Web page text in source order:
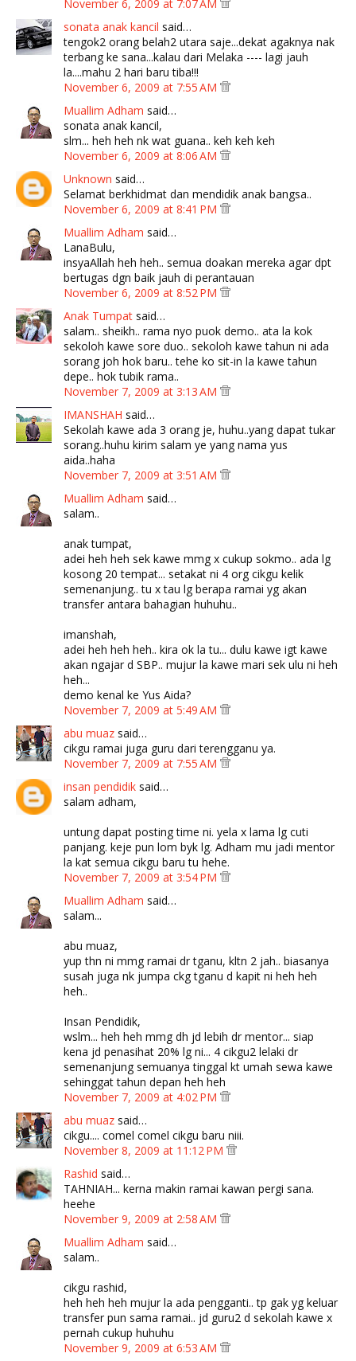
November 6, 2009 at 7:07 AM
sonata anak kancil said…
tengok2 orang belah2 utara saje...dekat agaknya nak
terbang ke sana...kalau dari Melaka ---- lagi jauh
la....mahu 2 hari baru tiba!!!
November 6, 2009 at 7:55 AM
Muallim Adham said…
sonata anak kancil,
slm... heh heh nk wat guana.. keh keh keh
November 6, 2009 at 8:06 AM
Unknown said…
Selamat berkhidmat dan mendidik anak bangsa..
November 6, 2009 at 8:41 PM
Muallim Adham said…
LanaBulu,
insyaAllah heh heh.. semua doakan mereka agar dpt
bertugas dgn baik jauh di perantauan
November 6, 2009 at 8:52 PM
Anak Tumpat said…
salam.. sheikh.. rama nyo puok demo.. ata la kok
sekoloh kawe sore duo.. sekoloh kawe tahun ni ada
sorang joh hok baru.. tehe ko sit-in la kawe tahun
depe.. hok tubik rama..
November 7, 2009 at 3:13 AM
IMANSHAH said…
Sekolah kawe ada 3 orang je, huhu..yang dapat tukar
sorang..huhu kirim salam ye yang nama yus
aida..haha
November 7, 2009 at 3:51 AM
Muallim Adham said…
salam..
anak tumpat,
adei heh heh sek kawe mmg x cukup sokmo.. ada lg
kosong 20 tempat... setakat ni 4 org cikgu kelik
semenanjung.. tu x tau lg berapa ramai yg akan
transfer antara bahagian huhuhu..
imanshah,
adei heh heh heh.. kira ok la tu... dulu kawe igt kawe
akan ngajar d SBP.. mujur la kawe mari sek ulu ni heh
heh...
demo kenal ke Yus Aida?
November 7, 2009 at 5:49 AM
abu muaz said…
cikgu ramai juga guru dari terengganu ya.
November 7, 2009 at 7:55 AM
insan pendidik said…
salam adham,
untung dapat posting time ni. yela x lama lg cuti
panjang. keje pun lom byk lg. Adham mu jadi mentor
la kat semua cikgu baru tu hehe.
November 7, 2009 at 3:54 PM
Muallim Adham said…
salam...
abu muaz,
yup thn ni mmg ramai dr tganu, kltn 2 jah.. biasanya
susah juga nk jumpa ckg tganu d kapit ni heh heh
heh..
Insan Pendidik,
wslm... heh heh mmg dh jd lebih dr mentor... siap
kena jd penasihat 20% lg ni... 4 cikgu2 lelaki dr
semenanjung semuanya tinggal kt umah sewa kawe
sehinggat tahun depan heh heh
November 7, 2009 at 4:02 PM
abu muaz said…
cikgu.... comel comel cikgu baru niii.
November 8, 2009 at 11:12 PM
Rashid said…
TAHNIAH... kerna makin ramai kawan pergi sana.
heehe
November 9, 2009 at 2:58 AM
Muallim Adham said…
salam..
cikgu rashid,
heh heh heh mujur la ada pengganti.. tp gak yg keluar
transfer pun sama ramai.. jd guru2 d sekolah kawe x
pernah cukup huhuhu
November 9, 2009 at 6:53 AM